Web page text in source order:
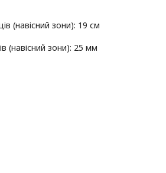
(навісний зони): 19 см
(навісний зони): 25 мм